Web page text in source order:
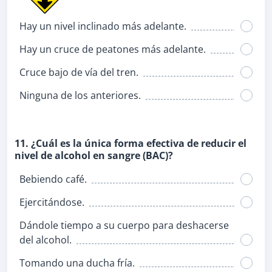
Hay un nivel inclinado más adelante.
Hay un cruce de peatones más adelante.
Cruce bajo de vía del tren.
Ninguna de los anteriores.
11. ¿Cuál es la única forma efectiva de reducir el
nivel de alcohol en sangre (BAC)?
Bebiendo café.
Ejercitándose.
Dándole tiempo a su cuerpo para deshacerse
del alcohol.
Tomando una ducha fría.